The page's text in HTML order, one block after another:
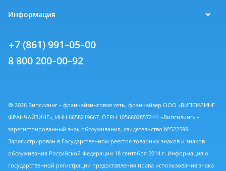
Информация
+7 (861) 991-05-00
8 800 200-00-92
© 2026 Випсилинг - франчайзинговая сеть, франчайзер ООО «ВИПСИЛИНГ
ФРАНЧАЙЗИНГ», ИНН 6658219667, ОГРН 1056602857244. «Випсилинг» -
зарегистрированный знак обслуживания, свидетельство №522599.
Зарегистрирован в Государственном реестре товарных знаков и знаков
обслуживания Российской Федерации 18 сентября 2014 г. Информация о
государственной регистрации предоставления права использования знака